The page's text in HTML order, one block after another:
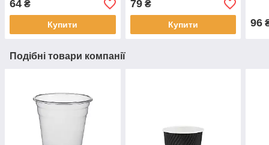
64 ₴
Купити
79₴
Купити 96
Подібні товари компанії